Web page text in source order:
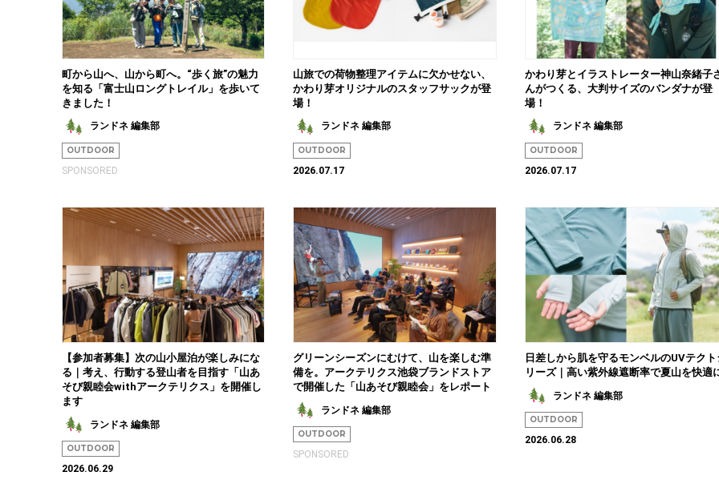
町から山へ、山から町へ。“歩く旅”の魅力
を知る「富士山ロングトレイル」を歩いて
きました！
ランドネ 編集部
OUTDOOR
SPONSORED
山旅での荷物整理アイテムに欠かせない、
かわり芽オリジナルのスタッフサックが登
場！
ランドネ 編集部
OUTDOOR
2026.07.17
かわり芽とイラストレーター神山奈緒子
んがつくる、大判サイズのバンダナが登
場！
ランドネ 編集部
OUTDOOR
2026.07.17
【参加者募集】次の山小屋泊が楽しみにな
る｜考え、行動する登山者を目指す「山あ
そび親睦会withアークテリクス」を開催し
ます
ランドネ 編集部
OUTDOOR
2026.06.29
グリーンシーズンにむけて、山を楽しむ準
備を。アークテリクス池袋ブランドストア
で開催した「山あそび親睦会」をレポート
ランドネ 編集部
OUTDOOR
SPONSORED
日差しから肌を守るモンベルのUVテクト
リーズ｜高い紫外線遮断率で夏山を快適
ランドネ 編集部
OUTDOOR
2026.06.28